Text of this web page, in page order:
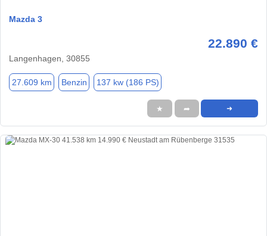
Mazda 3
22.890 €
Langenhagen, 30855
27.609 km Benzin 137 kw (186 PS)
★ ➦ ➜